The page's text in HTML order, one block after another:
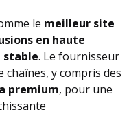
le meilleur site
en haute
stable. Le fournisseur
y compris des
premium, pour une